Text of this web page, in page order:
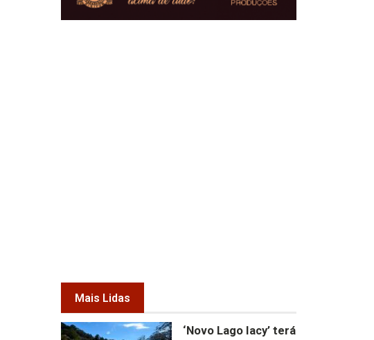
Mais Lidas
‘Novo Lago Iacy’ terá